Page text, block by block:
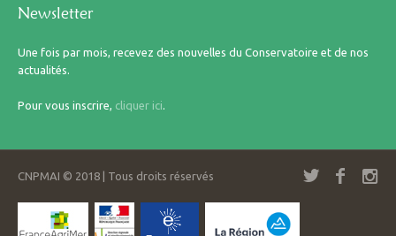
Newsletter
Une fois par mois, recevez des nouvelles du Conservatoire et de nos
actualités.
Pour vous inscrire, cliquer ici.
CNPMAI © 2018 | Tous droits réservés